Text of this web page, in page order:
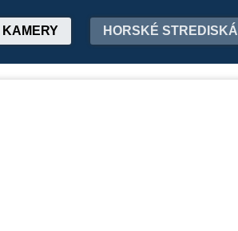
KAMERY HORSKÉ STREDISKÁ